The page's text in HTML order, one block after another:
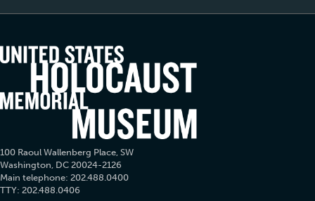
100 Raoul Wallenberg Place, SW
Washington, DC 20024-2126
Main telephone: 202.488.0400
TTY: 202.488.0406